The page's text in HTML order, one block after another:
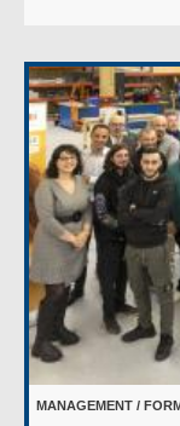
MANAGEMENT /